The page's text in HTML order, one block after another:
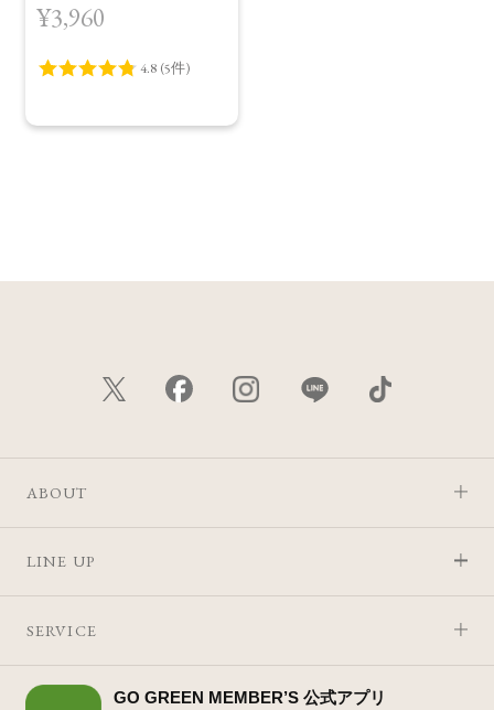
SAKURA in Bloom＜
限定品＞
¥3,960
ABOUT
LINE UP
SERVICE
GO GREEN MEMBER’S 公式アプリ